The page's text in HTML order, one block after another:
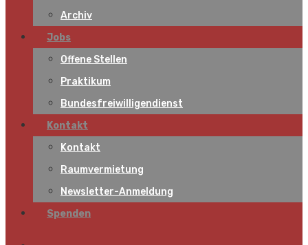
Archiv
Jobs
Offene Stellen
Praktikum
Bundesfreiwilligendienst
Kontakt
Kontakt
Raumvermietung
Newsletter-Anmeldung
Spenden